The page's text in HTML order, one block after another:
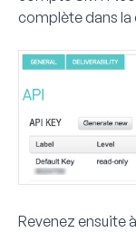
complète dans la
Revenez ensuite